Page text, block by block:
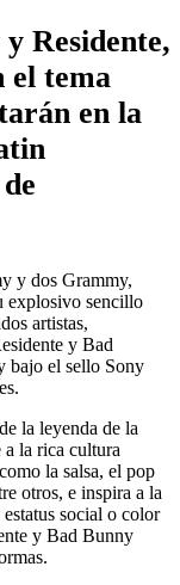
Residente,
el tema
en la
y dos Grammy,
explosivo sencillo
artistas,
y Bad
bajo el sello Sony
la leyenda de la
a la rica cultura
la salsa, el pop
otros, e inspira a la
social o color
y Bad Bunny